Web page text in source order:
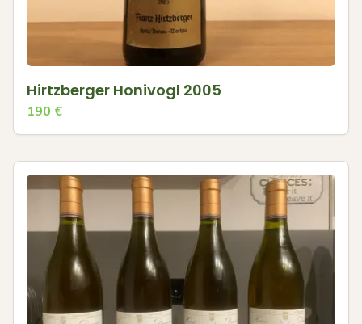
Hirtzberger Honivogl 2005
190 €